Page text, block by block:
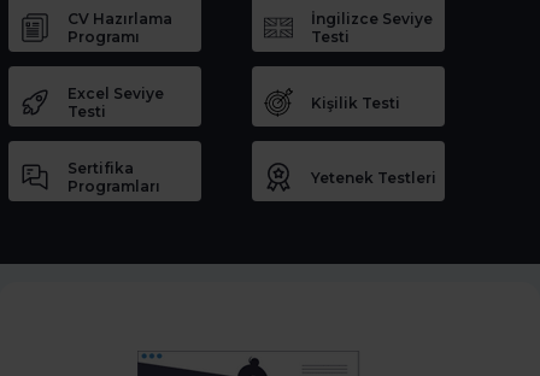
CV Hazırlama
Programı
İngilizce Seviye
Testi
Excel Seviye
Testi
Kişilik Testi
Sertifika
Programları
Yetenek Testleri